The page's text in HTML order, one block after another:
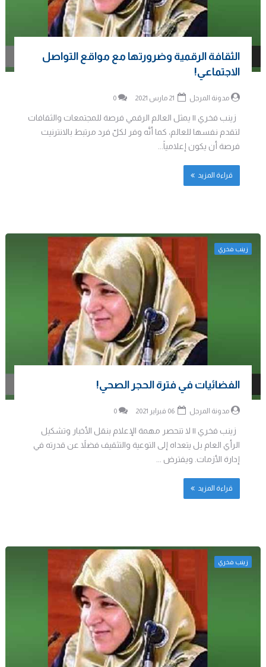
الثقافة الرقمية وضرورتها مع مواقع التواصل
الاجتماعي!
مدونة المرجل 0
زينب فخري || يمثل العالم الرقمي فرصة للمجتمعات والثقافات
لتقدم نفسها للعالم، كما أنَّه وفر لكلّ فرد مرتبط بالانترنيت
فرصة أن يكون إعلامياً...
قراءة المزيد
زينب فخري
الفضائيات في فترة الحجر الصحي!
مدونة المرجل 0
زينب فخري || لا تنحصر مهمة الإعلام بنقل الأخبار وتشكيل
الرأي العام بل يتعداه إلى التوعية والتثقيف فضلاً عن قدرته في
إدارة الأزمات. ويفترض ...
قراءة المزيد
زينب فخري